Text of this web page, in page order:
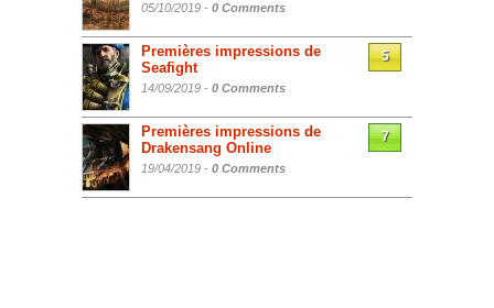
05/10/2019 - 0 Comments
Premières impressions de
Seafight
14/09/2019 - 0 Comments
5
Premières impressions de
Drakensang Online
19/04/2019 - 0 Comments
7